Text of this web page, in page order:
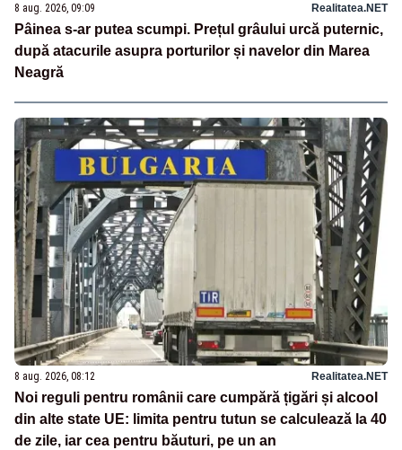
8 aug. 2026, 09:09 Realitatea.NET
Pâinea s-ar putea scumpi. Prețul grâului urcă puternic,
după atacurile asupra porturilor și navelor din Marea
Neagră
8 aug. 2026, 08:12 Realitatea.NET
Noi reguli pentru românii care cumpără țigări și alcool
din alte state UE: limita pentru tutun se calculează la 40
de zile, iar cea pentru băuturi, pe un an